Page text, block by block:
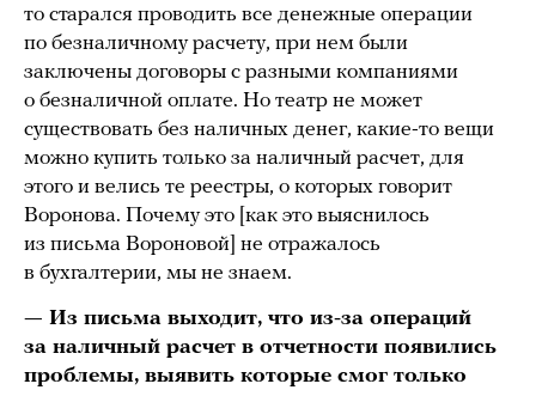
то старался проводить все денежные операции
по безналичному расчету, при нем были
заключены договоры с разными компаниями
о безналичной оплате. Но театр не может
существовать без наличных денег, какие-то вещи
можно купить только за наличный расчет, для
этого и велись те реестры, о которых говорит
Воронова. Почему это [как это выяснилось
из письма Вороновой] не отражалось
в бухгалтерии, мы не знаем.
— Из письма выходит, что из-за операций
за наличный расчет в отчетности появились
проблемы, выявить которые смог только